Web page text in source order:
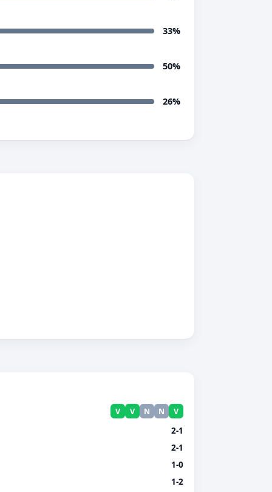
33%
50%
26%
V V N N V
2-1
2-1
1-0
1-2